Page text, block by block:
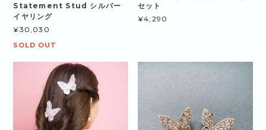
Statement Stud シルバー
イヤリング
¥30,030
SOLD OUT
セット
¥4,290